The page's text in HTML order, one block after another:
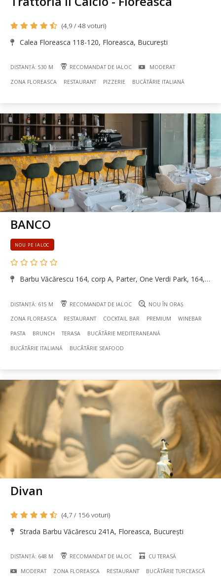
(4,9 / 48 voturi)
Calea Floreasca 118-120, Floreasca, București
DISTANȚĂ: 530 M RECOMANDAT DE IALOC MODERAT
ZONA FLOREASCA RESTAURANT PIZZERIE BUCÃTÃRIE ITALIANĂ
BANCO
NOU PE IALOC
Barbu Văcărescu 164, corp A, Parter, One Verdi Park, 164, Floreasca, București
DISTANȚĂ: 615 M RECOMANDAT DE IALOC NOU ÎN ORAȘ
ZONA FLOREASCA RESTAURANT COCKTAIL BAR PREMIUM WINEBAR
PASTA BRUNCH TERASA BUCÃTÃRIE MEDITERANEANĂ
BUCÃTÃRIE ITALIANĂ BUCÃTÃRIE SEAFOOD
Divan
(4,7 / 156 voturi)
Strada Barbu Văcărescu 241A, Floreasca, București
DISTANȚĂ: 648 M RECOMANDAT DE IALOC CU TERASĂ
MODERAT ZONA FLOREASCA RESTAURANT BUCÃTÃRIE TURCEASCĂ